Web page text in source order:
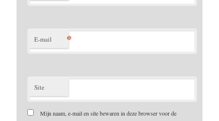
E-mail *
Site
Mijn naam, e-mail en site bewaren in deze browser voor de